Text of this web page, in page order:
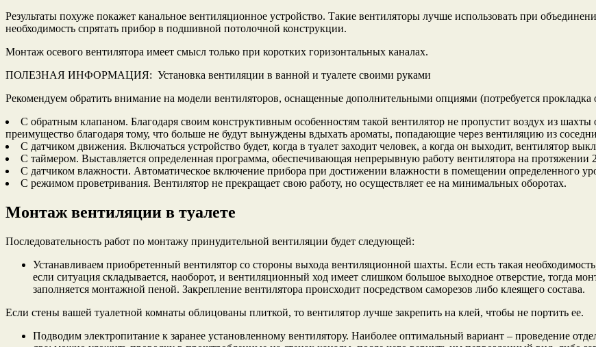
Результаты похуже покажет канальное вентиляционное устройство. Такие вентиляторы лучше использовать при
необходимость спрятать прибор в подшивной потолочной конструкции.
Монтаж осевого вентилятора имеет смысл только при коротких горизонтальных каналах.
ПОЛЕЗНАЯ ИНФОРМАЦИЯ: Установка вентиляции в ванной и туалете своими руками
Рекомендуем обратить внимание на модели вентиляторов, оснащенные дополнительными опциями (потребуется прокладка
С обратным клапаном. Благодаря своим конструктивным особенностям такой вентилятор не пропустит воздух из
преимущество благодаря тому, что больше не будут вынуждены вдыхать ароматы, попадающие через вентиляцию из
С датчиком движения. Включаться устройство будет, когда в туалет заходит человек, а когда он выходит, вентилятор
С таймером. Выставляется определенная программа, обеспечивающая непрерывную работу вентилятора на протяжении
С датчиком влажности. Автоматическое включение прибора при достижении влажности в помещении определенного
С режимом проветривания. Вентилятор не прекращает свою работу, но осуществляет ее на минимальных оборотах.
Монтаж вентиляции в туалете
Последовательность работ по монтажу принудительной вентиляции будет следующей:
Устанавливаем приобретенный вентилятор со стороны выхода вентиляционной шахты. Если есть такая
если ситуация складывается, наоборот, и вентиляционный ход имеет слишком большое выходное отверстие, тогда
заполняется монтажной пеной. Закрепление вентилятора происходит посредством саморезов либо клеящего состава.
Если стены вашей туалетной комнаты облицованы плиткой, то вентилятор лучше закрепить на клей, чтобы не портить ее.
Подводим электропитание к заранее установленному вентилятору. Наиболее оптимальный вариант – проведение